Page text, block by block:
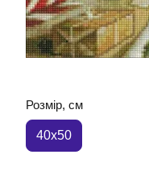
Розмір, см
40x50